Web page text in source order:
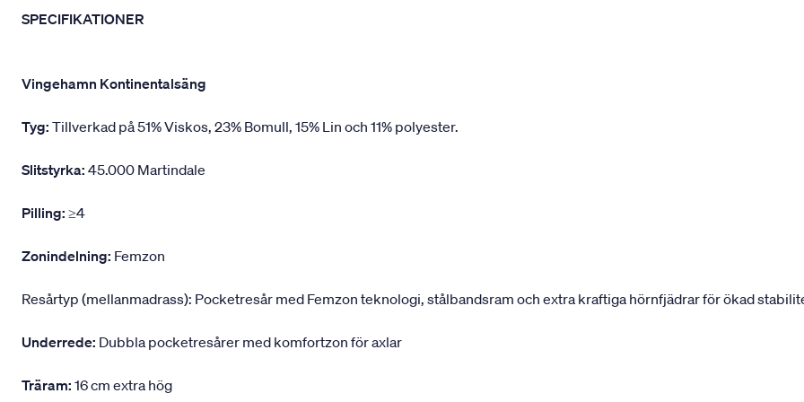
SPECIFIKATIONER
Vingehamn Kontinentalsäng
Tyg: Tillverkad på 51% Viskos, 23% Bomull, 15% Lin och 11% polyester.
Slitstyrka: 45.000 Martindale
Pilling: ≥4
Zonindelning: Femzon
Resårtyp (mellanmadrass): Pocketresår med Femzon teknologi, stålbandsram och extra kraftiga hörnfjädrar för ökad
Underrede: Dubbla pocketresårer med komfortzon för axlar
Träram: 16 cm extra hög